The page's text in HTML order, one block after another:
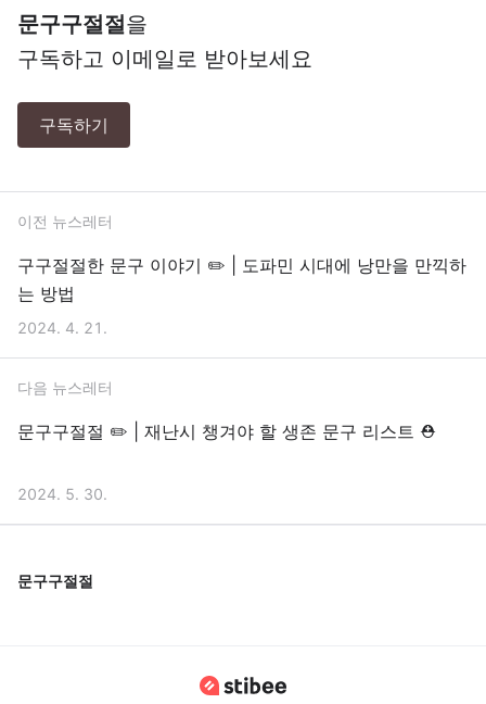
문구구절절을
구독하고 이메일로 받아보세요
구독하기
이전 뉴스레터
구구절절한 문구 이야기 ✏️ | 도파민 시대에 낭만을 만끽하
는 방법
2024. 4. 21.
다음 뉴스레터
문구구절절 ✏️ | 재난시 챙겨야 할 생존 문구 리스트 ⛑️
2024. 5. 30.
문구구절절